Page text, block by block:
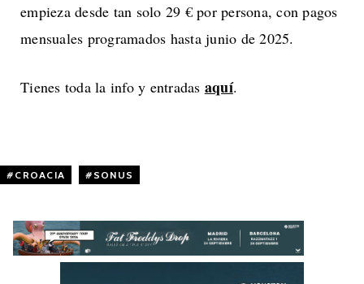
empieza desde tan solo 29 € por persona, con pagos
mensuales programados hasta junio de 2025.
Tienes toda la info y entradas aquí.
CROACIA SONUS